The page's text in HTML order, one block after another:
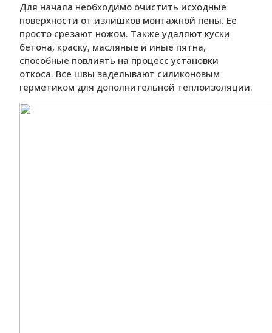
Для начала необходимо очистить исходные
поверхности от излишков монтажной пены. Ее
просто срезают ножом. Также удаляют куски
бетона, краску, масляные и иные пятна,
способные повлиять на процесс установки
откоса. Все швы заделывают силиконовым
герметиком для дополнительной теплоизоляции.